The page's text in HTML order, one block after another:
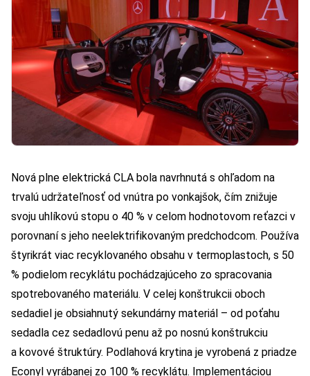
Nová plne elektrická CLA bola navrhnutá s ohľadom na
trvalú udržateľnosť od vnútra po vonkajšok, čím znižuje
svoju uhlíkovú stopu o 40 % v celom hodnotovom reťazci v
porovnaní s jeho neelektrifikovaným predchodcom. Používa
štyrikrát viac recyklovaného obsahu v termoplastoch, s 50
% podielom recyklátu pochádzajúceho zo spracovania
spotrebovaného materiálu. V celej konštrukcii oboch
sedadiel je obsiahnutý sekundárny materiál – od poťahu
sedadla cez sedadlovú penu až po nosnú konštrukciu
a kovové štruktúry. Podlahová krytina je vyrobená z priadze
Econyl vyrábanej zo 100 % recyklátu. Implementáciou